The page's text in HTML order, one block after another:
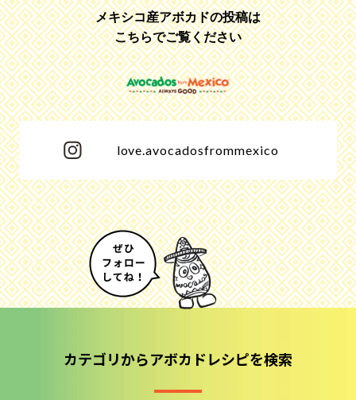
メキシコ産アボカドの投稿は
こちらでご覧ください
love.avocadosfrommexico
カテゴリからアボカドレシピを検索